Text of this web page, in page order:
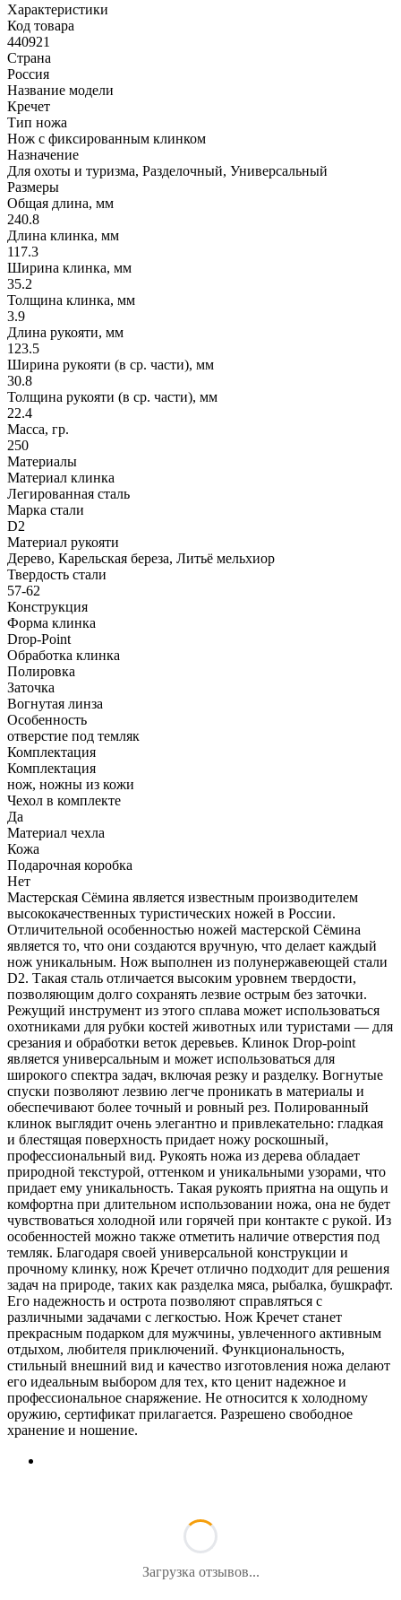
Характеристики
Код товара
440921
Страна
Россия
Название модели
Кречет
Тип ножа
Нож с фиксированным клинком
Назначение
Для охоты и туризма, Разделочный, Универсальный
Размеры
Общая длина, мм
240.8
Длина клинка, мм
117.3
Ширина клинка, мм
35.2
Толщина клинка, мм
3.9
Длина рукояти, мм
123.5
Ширина рукояти (в ср. части), мм
30.8
Толщина рукояти (в ср. части), мм
22.4
Масса, гр.
250
Материалы
Материал клинка
Легированная сталь
Марка стали
D2
Материал рукояти
Дерево, Карельская береза, Литьё мельхиор
Твердость стали
57-62
Конструкция
Форма клинка
Drop-Point
Обработка клинка
Полировка
Заточка
Вогнутая линза
Особенность
отверстие под темляк
Комплектация
Комплектация
нож, ножны из кожи
Чехол в комплекте
Да
Материал чехла
Кожа
Подарочная коробка
Нет
Мастерская Сёмина является известным производителем
высококачественных туристических ножей в России.
Отличительной особенностью ножей мастерской Сёмина
является то, что они создаются вручную, что делает каждый
нож уникальным. Нож выполнен из полунержавеющей стали
D2. Такая сталь отличается высоким уровнем твердости,
позволяющим долго сохранять лезвие острым без заточки.
Режущий инструмент из этого сплава может использоваться
охотниками для рубки костей животных или туристами — для
срезания и обработки веток деревьев. Клинок Drop-point
является универсальным и может использоваться для
широкого спектра задач, включая резку и разделку. Вогнутые
спуски позволяют лезвию легче проникать в материалы и
обеспечивают более точный и ровный рез. Полированный
клинок выглядит очень элегантно и привлекательно: гладкая
и блестящая поверхность придает ножу роскошный,
профессиональный вид. Рукоять ножа из дерева обладает
природной текстурой, оттенком и уникальными узорами, что
придает ему уникальность. Такая рукоять приятна на ощупь и
комфортна при длительном использовании ножа, она не будет
чувствоваться холодной или горячей при контакте с рукой. Из
особенностей можно также отметить наличие отверстия под
темляк. Благодаря своей универсальной конструкции и
прочному клинку, нож Кречет отлично подходит для решения
задач на природе, таких как разделка мяса, рыбалка, бушкрафт.
Его надежность и острота позволяют справляться с
различными задачами с легкостью. Нож Кречет станет
прекрасным подарком для мужчины, увлеченного активным
отдыхом, любителя приключений. Функциональность,
стильный внешний вид и качество изготовления ножа делают
его идеальным выбором для тех, кто ценит надежное и
профессиональное снаряжение. Не относится к холодному
оружию, сертификат прилагается. Разрешено свободное
хранение и ношение.
Загрузка отзывов...